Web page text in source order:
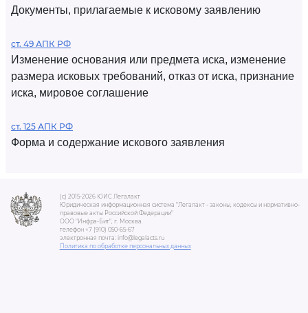
Документы, прилагаемые к исковому заявлению
ст. 49 АПК РФ
Изменение основания или предмета иска, изменение
размера исковых требований, отказ от иска, признание
иска, мировое соглашение
ст. 125 АПК РФ
Форма и содержание искового заявления
(c) 2015-2026 ЮИС Легалакт
Юридическая информационная система "Легалакт - законы, кодексы и нормативно-
правовые акты Российской Федерации"
ООО "Инфра-Бит", г. Москва.
телефон +7 (910) 050-65-67
электронная почта: info@legalacts.ru
Политика по обработке персональных данных